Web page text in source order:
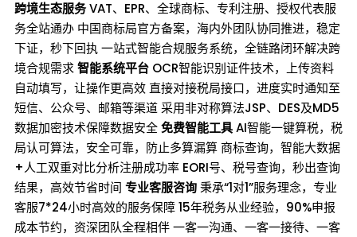
跨境生态服务VAT、EPR、全球商标、专利注册、授权代表服
务全站通办 中国商标局官方备案，海内外团队协同推进，稳定
下证，秒下回执 一站式智能合规服务系统，全链路闭环解决跨
境合规需求智能系统平台 OCR智能识别证件技术，上传资料
自动填写，让操作更高效 直接对接税局接口，进度实时通知至
短信、公众号、邮箱等渠道 采用非对称算法JSP、DES及MD5
数据加密技术保障数据安全免费智能工具AI智能一键算税，税
局认可算法，安全可靠，防止多算漏算 商标查询，智能大数据
+人工双重对比分析注册成功率 EORI号、税号查询，秒出查询
结果，高效节省时间 专业客服咨询秉承“1对1”服务理念，专业
客服7*24小时高效的服务保障 15年税务从业经验，90%申报
成本节约，资深团队全程相伴 一客一沟通、一客一接待、一客